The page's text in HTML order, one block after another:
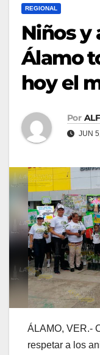
REGIONAL
Niños y
Álamo
hoy el
Por ALF
JUN
ÁLAMO, VER.-
respetar a los